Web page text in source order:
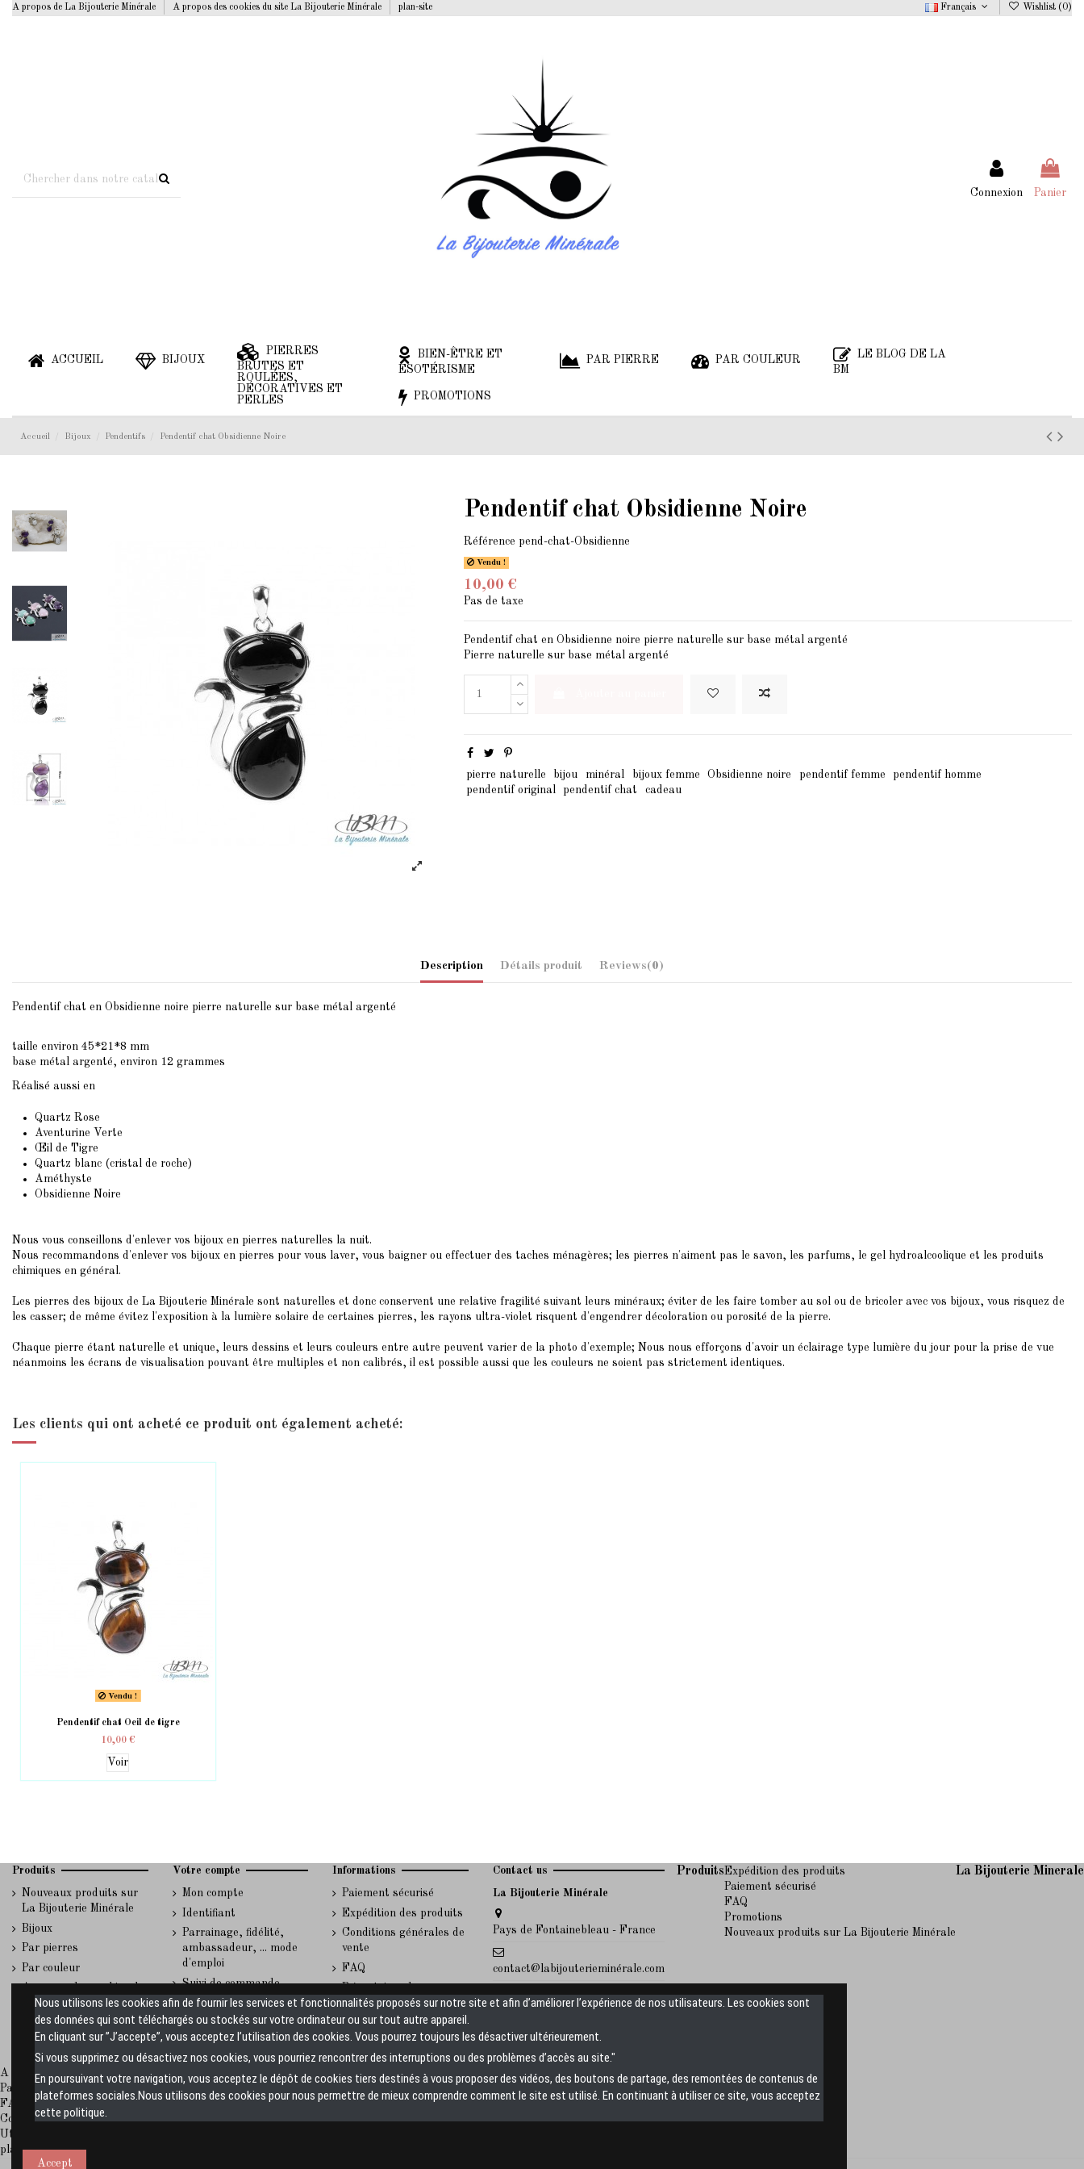
A propos de La Bijouterie Minérale A propos des cookies du site La Bijouterie Minérale plan-site Français Wishlist (0)
Connexion Panier
ACCUEIL BIJOUX
PIERRES
BRUTES ET
ROULÉES,
DÉCORATIVES ET
PERLES
BIEN-ÊTRE ET
ESOTÉRISME
PAR PIERRE PAR COULEUR
LE BLOG DE LA
BM
PROMOTIONS
Accueil Bijoux Pendentifs Pendentif chat Obsidienne Noire
Pendentif chat Obsidienne Noire
Référence pend-chat-Obsidienne
Vendu !
10,00 €
Pas de taxe
Pendentif chat en Obsidienne noire pierre naturelle sur base métal argenté
Pierre naturelle sur base métal argenté
pierre naturelle bijou minéral bijoux femme Obsidienne noire pendentif femme
pendentif homme
pendentif original
pendentif chat cadeau
Description Détails produit Reviews(0)
Pendentif chat en Obsidienne noire pierre naturelle sur base métal argenté
taille environ 45*21*8 mm
base métal argenté, environ 12 grammes
Réalisé aussi en
Quartz Rose
Aventurine Verte
Œil de Tigre
Quartz blanc (cristal de roche)
Améthyste
Obsidienne Noire
Nous vous conseillons d'enlever vos bijoux en pierres naturelles la nuit.
Nous recommandons d'enlever vos bijoux en pierres pour vous laver, vous baigner ou effectuer des taches ménagères; les pierres n'aiment pas le savon, les parfums, le gel hydroalcoolique et les produits
chimiques en général.
Les pierres des bijoux de La Bijouterie Minérale sont naturelles et donc conservent une relative fragilité suivant leurs minéraux; éviter de les faire tomber au sol ou de bricoler avec vos bijoux, vous risquez de
les casser; de même évitez l'exposition à la lumière solaire de certaines pierres, les rayons ultra-violet risquent d'engendrer décoloration ou porosité de la pierre.
Chaque pierre étant naturelle et unique, leurs dessins et leurs couleurs entre autre peuvent varier de la photo d'exemple; Nous nous efforçons d'avoir un éclairage type lumière du jour pour la prise de vue
néanmoins les écrans de visualisation pouvant être multiples et non calibrés, il est possible aussi que les couleurs ne soient pas strictement identiques.
Les clients qui ont acheté ce produit ont également acheté:
Vendu !
Pendentif chat Oeil de tigre
10,00 €
Voir
Produits
Nouveaux produits sur
La Bijouterie Minérale
Bijoux
Par pierres
Par couleur
site La Bijouterie
Minérale
Votre compte
Mon compte
Identifiant
Parrainage, fidélité,
ambassadeur, ... mode
d'emploi
Suivi de commande
invité
Informations
Paiement sécurisé
Expédition des produits
Conditions générales de
vente
FAQ
et des pierres associées
Contact us
La Bijouterie Minérale
Pays de Fontainebleau - France
contact@labijouterieminérale.com
produits, n'hésitez pas à nous
répondrons rapidement.
Produits Expédition des produits
Paiement sécurisé
FAQ
Promotions
Nouveaux produits sur La Bijouterie Minérale
La Bijouterie Minerale
A propos de La Bijouterie Minérale
Paiement sécurisé
FAQ
Conditions générales de vente
Utiliser ce formulaire pour nous contacter
plan-site
Nous utilisons les cookies afin de fournir les services et fonctionnalités proposés sur notre site et afin d’améliorer l’expérience de nos utilisateurs. Les cookies sont
des données qui sont téléchargés ou stockés sur votre ordinateur ou sur tout autre appareil.
En cliquant sur ”J’accepte”, vous acceptez l’utilisation des cookies. Vous pourrez toujours les désactiver ultérieurement.
Si vous supprimez ou désactivez nos cookies, vous pourriez rencontrer des interruptions ou des problèmes d’accès au site."
En poursuivant votre navigation, vous acceptez le dépôt de cookies tiers destinés à vous proposer des vidéos, des boutons de partage, des remontées de contenus de
plateformes sociales.Nous utilisons des cookies pour nous permettre de mieux comprendre comment le site est utilisé. En continuant à utiliser ce site, vous acceptez
cette politique.
Accept